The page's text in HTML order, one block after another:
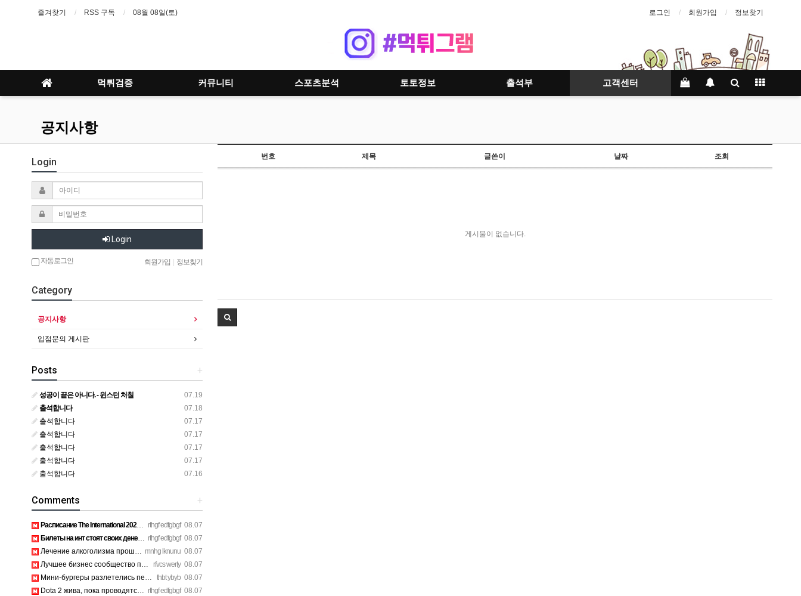
즐겨찾기 RSS 구독 08월 08일(토) 로그인 회원가입 정보찾기
먹튀검증 커뮤니티 스포츠분석 토토정보 출석부 고객센터
공지사항
번호 제목 글쓴이 날짜 조회
게시물이 없습니다.
Login
Login
자동로그인 회원가입 정보찾기
Category
공지사항
입점문의 게시판
+
Posts
07.19
성공이 끝은 아니다. - 윈스턴 처칠
07.18
출석합니다
07.17
출석합니다
07.17
출석합니다
07.17
출석합니다
07.17
출석합니다
07.16
출석합니다
+
Comments
rthgf edfgbgf 08.07
Расписание The International 2026 просто топ, жду финал! htt…
rthgf edfgbgf 08.07
Билеты на инт стоят своих денег, атмосфера там просто непере…
mnhg lknunu 08.07
Лечение алкоголизма прошло успешно, физической тяги больше н…
rfvcs werty 08.07
Лучшее бизнес сообщество предпринимателей в Санкт-Петербурге…
thbt ybyb 08.07
Мини-бургеры разлетелись первыми, очень сочные. https://inte…
rthgf edfgbgf 08.07
Dota 2 жива, пока проводятся такие масштабные турниры. https…